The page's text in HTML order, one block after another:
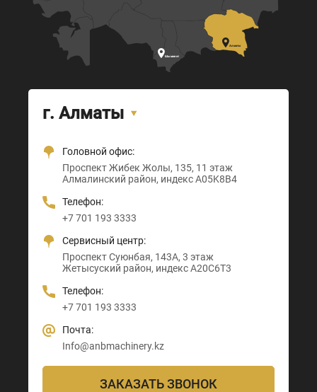
Алматы
Шымкент
г. Алматы
Головной офис:
Проспект Жибек Жолы, 135, 11 этаж
Алмалинский район, индекс A05K8B4
Телефон:
+7 701 193 3333
Сервисный центр:
Проспект Суюнбая, 143А, 3 этаж
Жетысуский район, индекс A20C6T3
Телефон:
+7 701 193 3333
Почта:
Info@anbmachinery.kz
Офис + Шоу-рум:
Астана-Караганда трасса, 3
Алматы район, индекс Z00T3F3
Телефон:
+7 705 121 64 24
Почта:
Info@anbmachinery.kz
Тамерлановское шоссе, 205
Абайский район, индекс 160020
+7 705 121 64 24
Info@anbmachinery.kz
Проспект Санкибай батыра, 22
Индекс D00M4X4
+7 705 121 64 24
Info@anbmachinery.kz
ЗАКАЗАТЬ ЗВОНОК